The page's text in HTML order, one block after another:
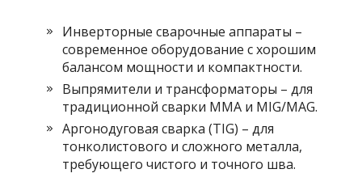
Инверторные сварочные аппараты –
современное оборудование с хорошим
балансом мощности и компактности.
Выпрямители и трансформаторы – для
традиционной сварки MMA и MIG/MAG.
Аргонодуговая сварка (TIG) – для
тонколистового и сложного металла,
требующего чистого и точного шва.